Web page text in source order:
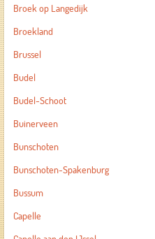
Broek op Langedijk
Broekland
Brussel
Budel
Budel-Schoot
Buinerveen
Bunschoten
Bunschoten-Spakenburg
Bussum
Capelle